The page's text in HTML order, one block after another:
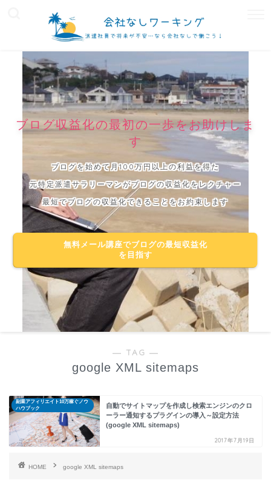
ブログ収益化の最初の一歩をお助けしま
す
ブログを始めて月100万円以上の利益を得た
元特定派遣サラリーマンがブログの収益化をレクチャー
最短でブログの収益化できることをお約束します
無料メール講座でブログの最短収益化
を目指す
― TAG ―
google XML sitemaps
副業アフィリエイト10万稼ぐノウ
ハウブック
自動でサイトマップを作成し検索エンジンのクロ
ーラー通知するプラグインの導入～設定方法
(google XML sitemaps)
2017年7月19日
HOME google XML sitemaps